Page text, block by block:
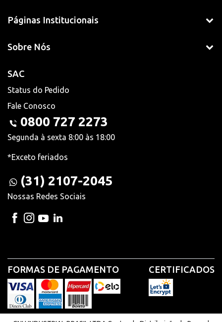
Páginas Institucionais
Sobre Nós
SAC
Status do Pedido
Fale Conosco
0800 727 2273
Segunda à sexta 8:00 às 18:00
*Exceto feriados
(31) 2107-2045
Nossas Redes Sociais
FORMAS DE PAGAMENTO CERTIFICADOS